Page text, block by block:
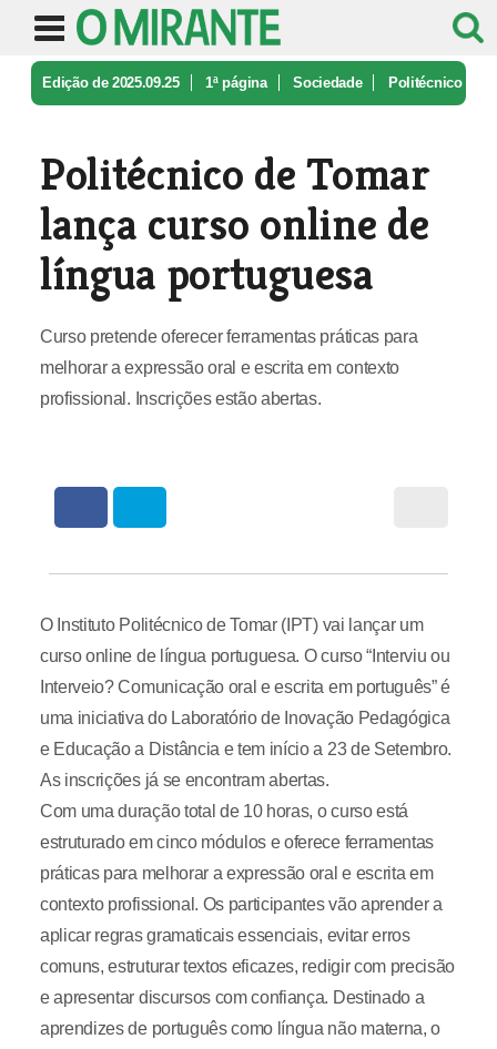
Edição de 2025.09.25 1ª página Sociedade Politécnico
Politécnico de Tomar
lança curso online de
língua portuguesa
Curso pretende oferecer ferramentas práticas para
melhorar a expressão oral e escrita em contexto
profissional. Inscrições estão abertas.
O Instituto Politécnico de Tomar (IPT) vai lançar um
curso online de língua portuguesa. O curso “Interviu ou
Interveio? Comunicação oral e escrita em português” é
uma iniciativa do Laboratório de Inovação Pedagógica
e Educação a Distância e tem início a 23 de Setembro.
As inscrições já se encontram abertas.
Com uma duração total de 10 horas, o curso está
estruturado em cinco módulos e oferece ferramentas
práticas para melhorar a expressão oral e escrita em
contexto profissional. Os participantes vão aprender a
aplicar regras gramaticais essenciais, evitar erros
comuns, estruturar textos eficazes, redigir com precisão
e apresentar discursos com confiança. Destinado a
aprendizes de português como língua não materna, o